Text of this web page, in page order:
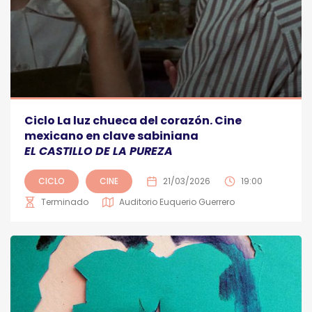
Ciclo La luz chueca del corazón. Cine
mexicano en clave sabiniana
EL CASTILLO DE LA PUREZA
CICLO CINE 21/03/2026
19:00
Terminado
Auditorio Euquerio Guerrero